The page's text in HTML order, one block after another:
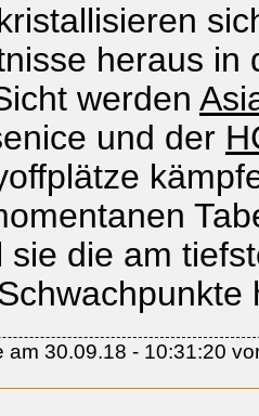
heraus in
werden
und der
sie die am
am 30.09.18 - 10:31:20